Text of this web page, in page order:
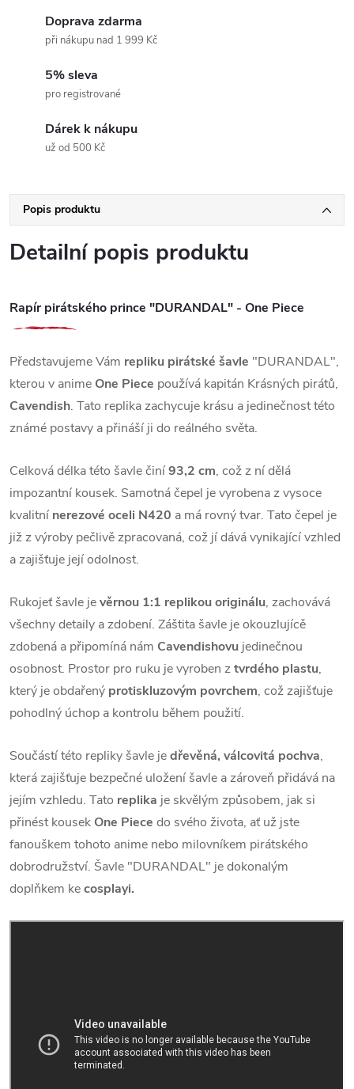
Doprava zdarma
při nákupu nad 1 999 Kč
5% sleva
pro registrované
Dárek k nákupu
už od 500 Kč
Popis produktu
Detailní popis produktu
Rapír pirátského prince "DURANDAL" - One Piece
Představujeme Vám repliku pirátské šavle "DURANDAL",
kterou v anime One Piece používá kapitán Krásných pirátů,
Cavendish. Tato replika zachycuje krásu a jedinečnost této
známé postavy a přináší ji do reálného světa.
Celková délka této šavle činí93,2 cm, což z ní dělá
impozantní kousek. Samotná čepel je vyrobena z vysoce
kvalitní nerezové oceli N420 a má rovný tvar. Tato čepel je
již z výroby pečlivě zpracovaná, což jí dává vynikající vzhled
a zajišťuje její odolnost.
Rukojeť šavle jevěrnou 1:1 replikou originálu, zachovává
všechny detaily a zdobení. Záštita šavle je okouzlujícě
zdobená a připomíná nám Cavendishovu jedinečnou
osobnost. Prostor pro ruku je vyroben ztvrdého plastu,
který je obdařený protiskluzovým povrchem, což zajišťuje
pohodlný úchop a kontrolu během použití.
Součástí této repliky šavle jedřevěná, válcovitá pochva,
která zajišťuje bezpečné uložení šavle a zároveň přidává na
jejím vzhledu. Tato replika je skvělým způsobem, jak si
přinést kousek One Piece do svého života, ať už jste
fanouškem tohoto anime nebo milovníkem pirátského
dobrodružství. Šavle "DURANDAL" je dokonalým
doplňkem kecosplayi.